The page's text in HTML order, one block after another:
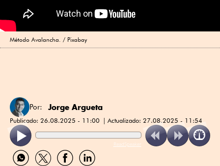
Método Avalancha. / Pixabay
Por: Jorge Argueta
Publicado: 26.08.2025 - 11:00 Actualizado: 27.08.2025 - 11:54
ReadSpeaker
Compartir
por
Compartir
por
Compartir
por
Compartir
por